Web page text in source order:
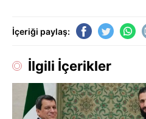
İçeriği paylaş:
İlgili İçerikler